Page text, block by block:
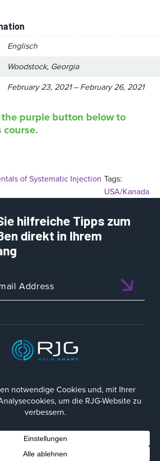
Englisch
Woodstock, Georgia
February 23, 2021 – February 26, 2021
purple button below to
of Systematic Injection Tags:
USA/Kanada
hilfreiche Tipps zum
direkt in Ihrem
Richtlinie